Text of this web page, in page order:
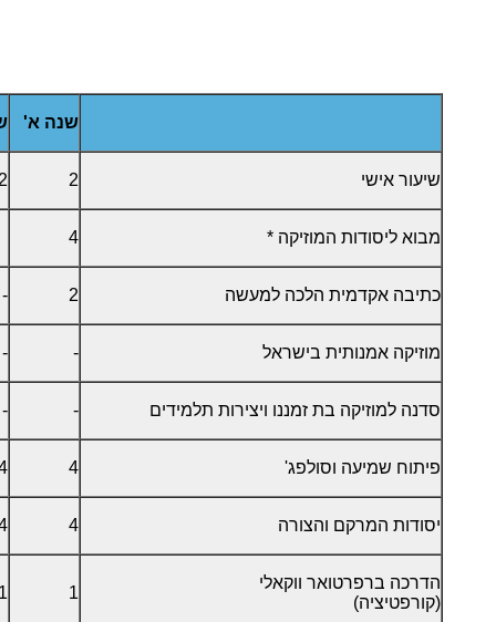
שנה א'
שיעור אישי 2
מבוא ליסודות המוזיקה * 4
כתיבה אקדמית הלכה למעשה 2
-
מוזיקה אמנותית בישראל -
-
סדנה למוזיקה בת זמננו ויצירות תלמידים -
-
פיתוח שמיעה וסולפג' 4
יסודות המרקם והצורה 4
הדרכה ברפרטואר ווקאלי
(קורפטיציה)
1